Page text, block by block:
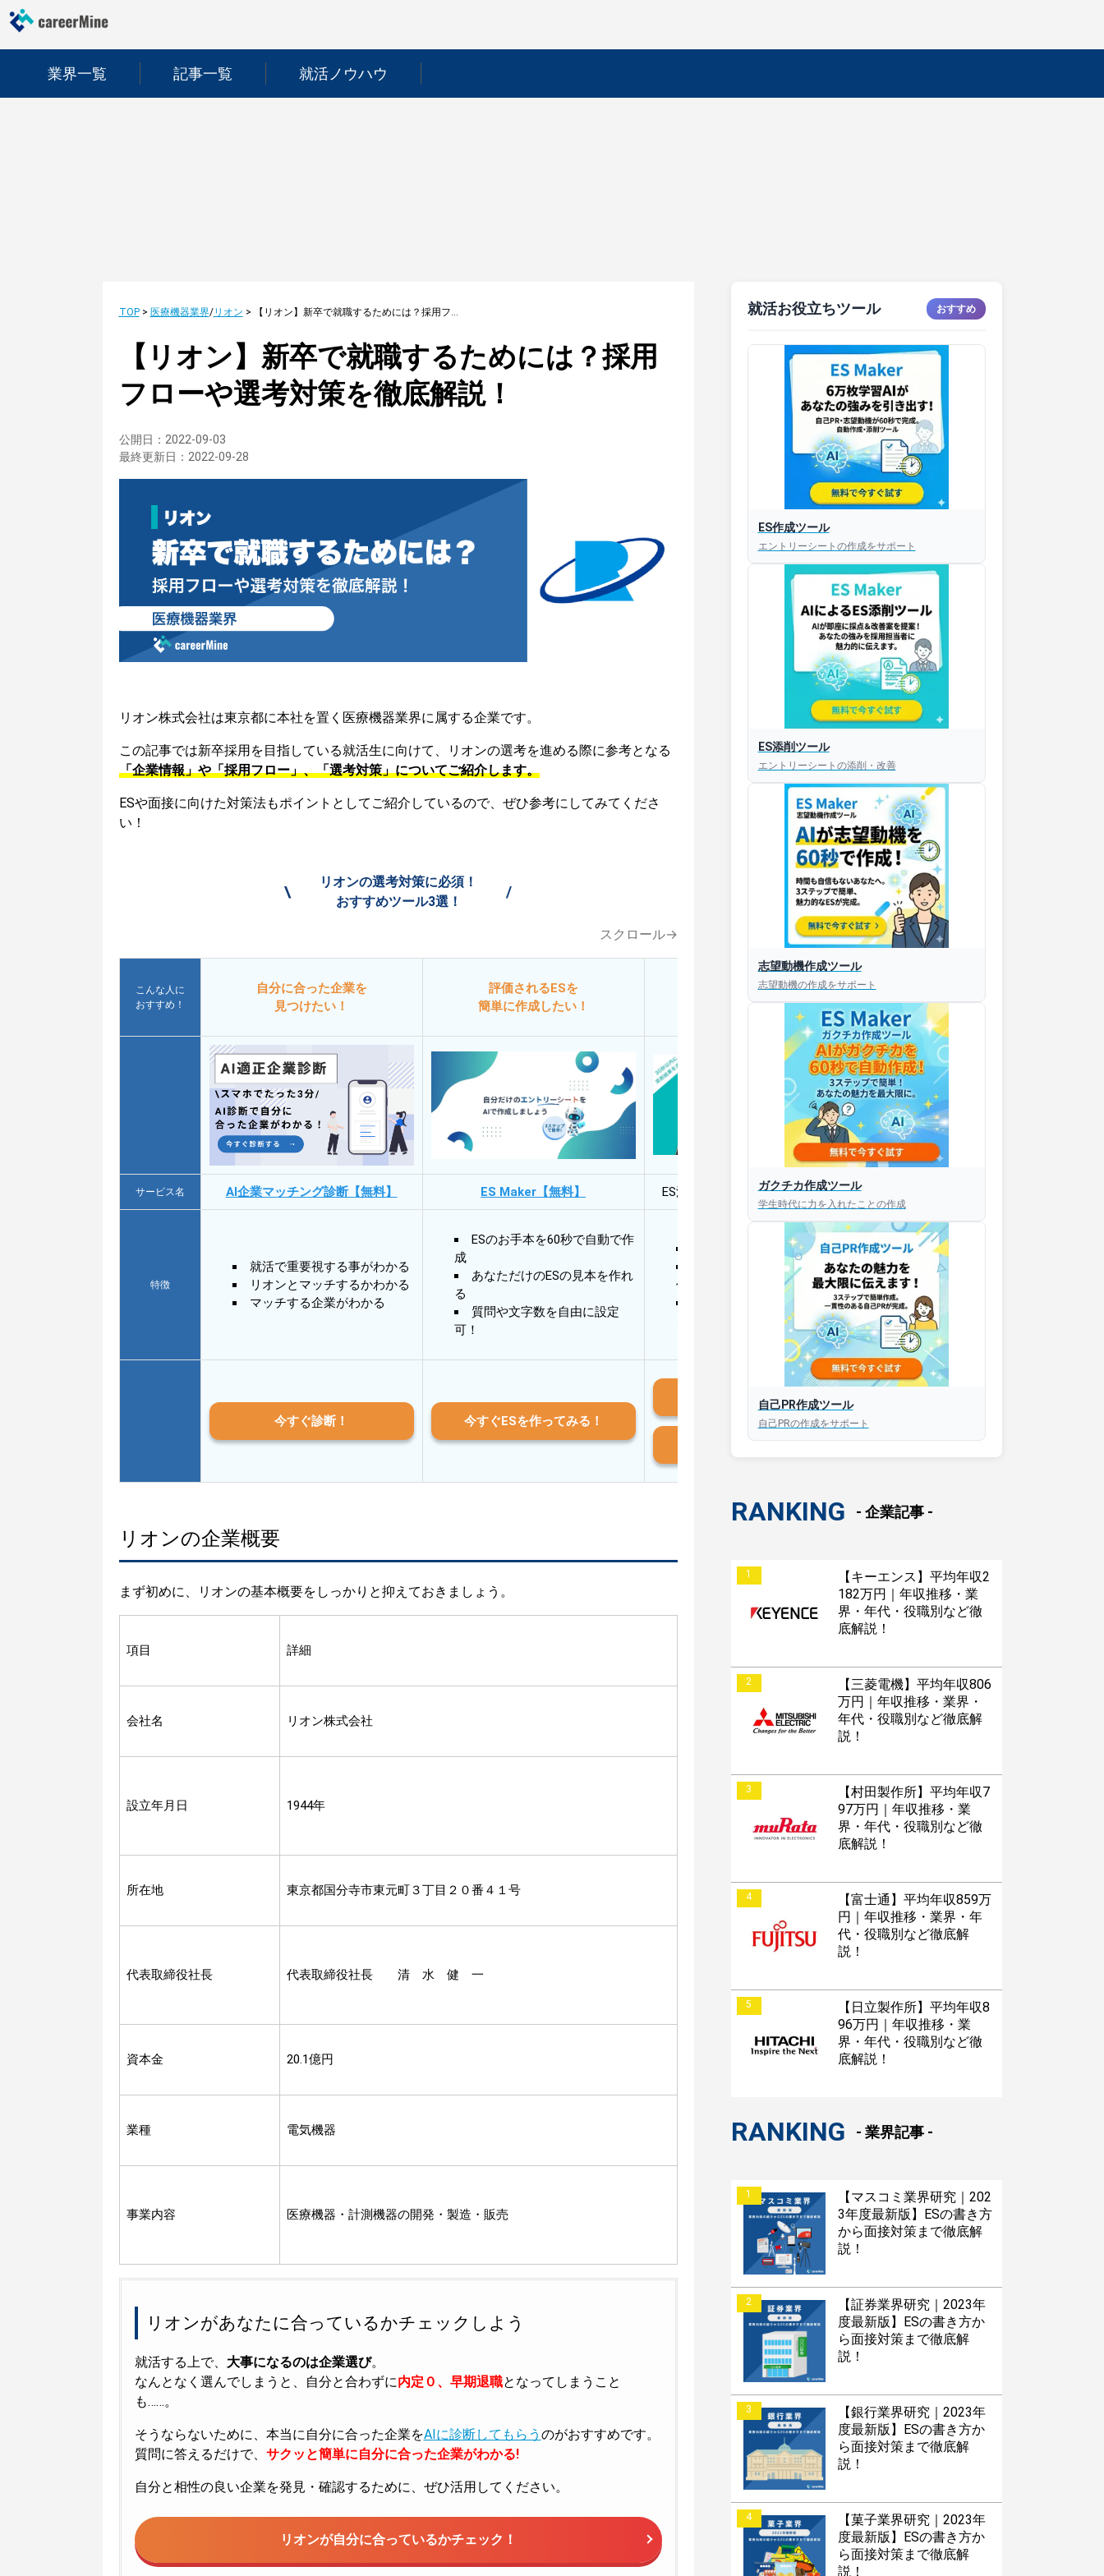
業界一覧 記事一覧 就活ノウハウ
TOP> 医療機器業界/リオン > 【リオン】新卒で就職するためには？採用フローや選考対策を徹底解説！
【リオン】新卒で就職するためには？採用
フローや選考対策を徹底解説！
公開日： 2022-09-03
最終更新日： 2022-09-28
リオン株式会社は東京都に本社を置く医療機器業界に属する企業です。
この記事では新卒採用を目指している就活生に向けて、リオンの選考を進める際に参考となる
「企業情報」や「採用フロー」、「選考対策」についてご紹介します。
ESや面接に向けた対策法もポイントとしてご紹介しているので、ぜひ参考にしてみてくださ
い！
\
リオンの選考対策に必須！
おすすめツール3選！
/
スクロール→
こんな人に
おすすめ！
自分に合った企業を
見つけたい！
評価されるESを
簡単に作成したい！
今すぐESを
添削してほしい！
サービス名 AI企業マッチング診断【無料】 ES Maker【無料】 ES添削・面接対策アプリ【無料】
特徴
就活で重要視する事がわかる
リオンとマッチするかわかる
マッチする企業がわかる
ESのお手本を60秒で自動で作
成
あなただけのESの見本を作れ
る
質問や文字数を自由に設定
可！
30秒以内にあなたのESを添削
30秒以内にあなただけのESを
作成
AIと対話して面接練習ができ
今すぐ診断！ 今すぐESを作ってみる！
iOS版はこちら
Android版はこちら
リオンの企業概要
まず初めに、リオンの基本概要をしっかりと抑えておきましょう。
項目 詳細
会社名 リオン株式会社
設立年月日 1944年
所在地 東京都国分寺市東元町３丁目２０番４１号
代表取締役社長 代表取締役社長 清 水 健 一
資本金 20.1億円
業種 電気機器
事業内容 医療機器・計測機器の開発・製造・販売
リオンがあなたに合っているかチェックしよう
就活する上で、 大事になるのは企業選び。
なんとなく選んでしまうと、自分と合わずに内定０、早期退職となってしまうこと
も……。
そうならないために、本当に自分に合った企業をAIに診断してもらう のがおすすめです。
質問に答えるだけで、 サクッと簡単に自分に合った企業がわかる!
自分と相性の良い企業を発見・確認するために、ぜひ活用してください。
リオンが自分に合っているかチェック！
就活お役立ちツール おすすめ
ES作成ツール
エントリーシートの作成をサポート
ES添削ツール
エントリーシートの添削・改善
志望動機作成ツール
志望動機の作成をサポート
ガクチカ作成ツール
学生時代に力を入れたことの作成
自己PR作成ツール
自己PRの作成をサポート
RANKING - 企業記事 -
1
【キーエンス】平均年収2
182万円｜年収推移・業
界・年代・役職別など徹
底解説！
2
【三菱電機】平均年収806
万円｜年収推移・業界・
年代・役職別など徹底解
説！
3
【村田製作所】平均年収7
97万円｜年収推移・業
界・年代・役職別など徹
底解説！
4
【富士通】平均年収859万
円｜年収推移・業界・年
代・役職別など徹底解
説！
5
【日立製作所】平均年収8
96万円｜年収推移・業
界・年代・役職別など徹
底解説！
RANKING - 業界記事 -
1
【マスコミ業界研究｜202
3年度最新版】ESの書き方
から面接対策まで徹底解
説！
2
【証券業界研究｜2023年
度最新版】ESの書き方か
ら面接対策まで徹底解
説！
3
【銀行業界研究｜2023年
度最新版】ESの書き方か
ら面接対策まで徹底解
説！
4
【菓子業界研究｜2023年
度最新版】ESの書き方か
ら面接対策まで徹底解
説！